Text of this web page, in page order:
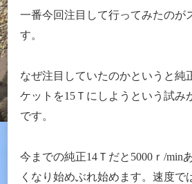
一番今回注目して行ってみたのが
す。
なぜ注目していたのかというと純
ケットを15Ｔにしようという試み
です。
今までの純正14Ｔだと5000ｒ/min
くなり始めぶれ始めます。速度で